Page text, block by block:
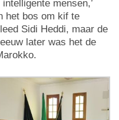
mensen,’
het bos om kif te
Sidi Heddi, maar de
later was het de